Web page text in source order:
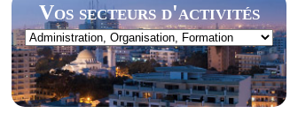
Vos secteurs d'activités